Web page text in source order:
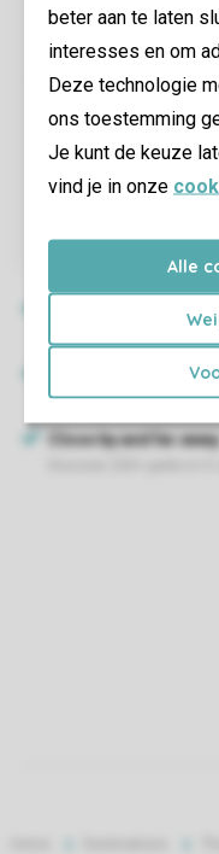
beter aan te laten
interesses en om
Deze technologie
ons toestemming
Je kunt de keuze
vind je in onze
Alle